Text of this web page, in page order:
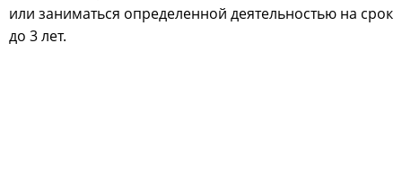
или заниматься определенной деятельностью на срок
до 3 лет.